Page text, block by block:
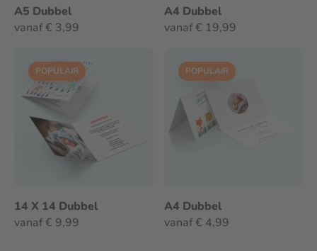
A5 Dubbel
vanaf € 3,99
A4 Dubbel
vanaf € 19,99
POPULAIR
14 X 14 Dubbel
vanaf € 9,99
POPULAIR
A4 Dubbel
vanaf € 4,99